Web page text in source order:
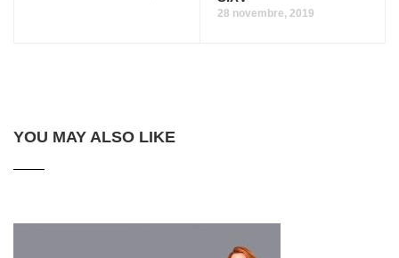
28 novembre, 2019
YOU MAY ALSO LIKE